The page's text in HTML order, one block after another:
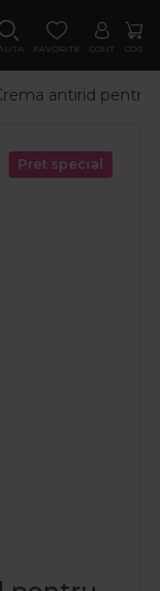
FAVORITE CONT COS
antirid
Pret special